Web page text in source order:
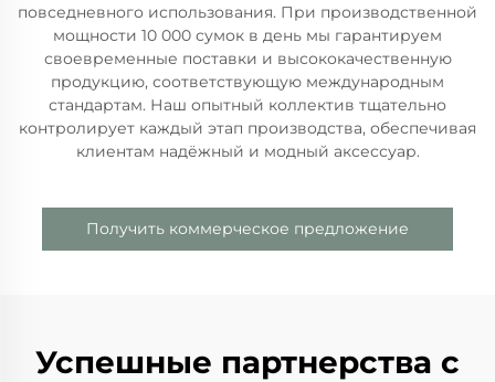
повседневного использования. При производственной
мощности 10 000 сумок в день мы гарантируем
своевременные поставки и высококачественную
продукцию, соответствующую международным
стандартам. Наш опытный коллектив тщательно
контролирует каждый этап производства, обеспечивая
клиентам надёжный и модный аксессуар.
Получить коммерческое предложение
Успешные партнерства с